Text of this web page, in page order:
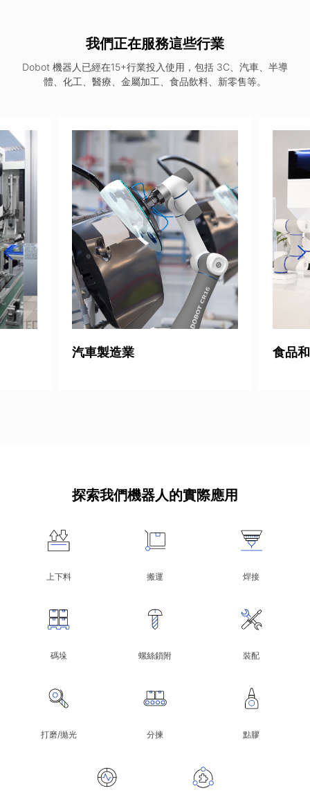
我們正在服務這些行業
Dobot 機器人已經在15+行業投入使用，包括 3C、汽車、半導
體、化工、醫療、金屬加工、食品飲料、新零售等。
食品和飲料行業 消費
探索我們機器人的實際應用
上下料 搬運 焊接
碼垛 螺絲鎖附 裝配
打磨/拋光 分揀 點膠